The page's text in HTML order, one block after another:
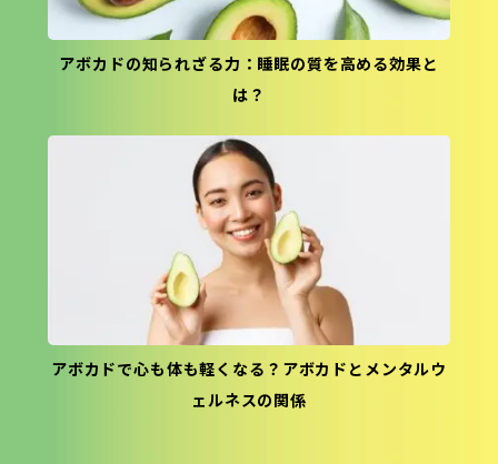
アボカドの知られざる力：睡眠の質を高める効果と
は？
アボカドで心も体も軽くなる？アボカドとメンタルウ
ェルネスの関係